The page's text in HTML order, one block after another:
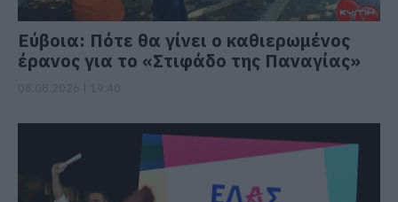
Εύβοια: Πότε θα γίνει ο καθιερωμένος
έρανος για το «Στιφάδο της Παναγίας»